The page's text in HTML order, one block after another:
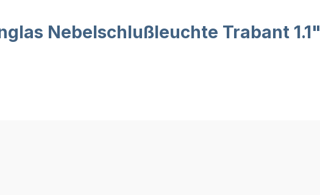
Nebelschlußleuchte Trabant 1.1"